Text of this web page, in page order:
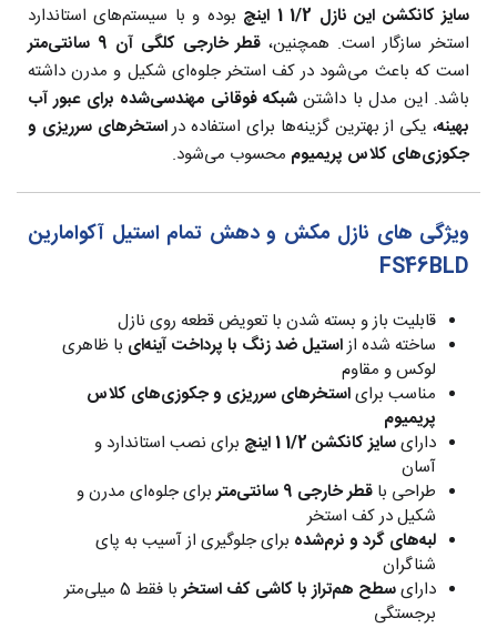
سایز کانکشن این نازل 1/2 1 اینچ
بوده و با سیستم‌های استاندارد
استخر سازگار است. همچنین، قطر خارجی کلگی آن 9 سانتی‌متر
است که باعث می‌شود در کف استخر جلوه‌ای شکیل و مدرن داشته
باشد. این مدل با داشتن شبکه فوقانی مهندسی‌شده برای عبور آب
بهینه، یکی از بهترین گزینه‌ها برای استفاده دراستخرهای سرریزی و
جکوزی‌های کلاس پریمیوم محسوب می‌شود.
ویژگی های نازل مکش و دهش تمام استیل آکوامارین
FS46BLD
قابلیت باز و بسته شدن با تعویض قطعه روی نازل
ساخته شده ازاستیل ضد زنگ با پرداخت آینه‌ای با ظاهری
لوکس و مقاوم
مناسب برایاستخرهای سرریزی و جکوزی‌های کلاس
پریمیوم
دارایسایز کانکشن 1/2 1 اینچ
برای نصب استاندارد و
آسان
طراحی با قطر خارجی 9 سانتی‌متر
برای جلوه‌ای مدرن و
شکیل در کف استخر
لبه‌های گرد و نرم‌شده برای جلوگیری از آسیب به پای
شناگران
دارایسطح هم‌تراز با کاشی کف استخر
با فقط 5 میلی‌متر
برجستگی